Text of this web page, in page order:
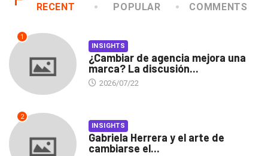
RECENT POPULAR COMMENTS
1
INSIGHTS
¿Cambiar de agencia mejora una
marca? La discusión...
2026/07/22
2
INSIGHTS
Gabriela Herrera y el arte de
cambiarse el...